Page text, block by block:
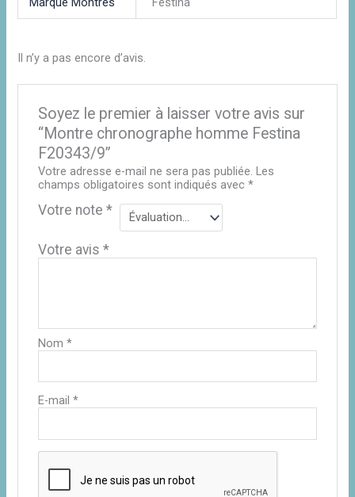
Il n’y a pas encore d’avis.
Soyez le premier à laisser votre avis sur
“Montre chronographe homme Festina
F20343/9”
Votre adresse e-mail ne sera pas publiée. Les
champs obligatoires sont indiqués avec *
Votre note *
Votre avis *
Nom *
E-mail *